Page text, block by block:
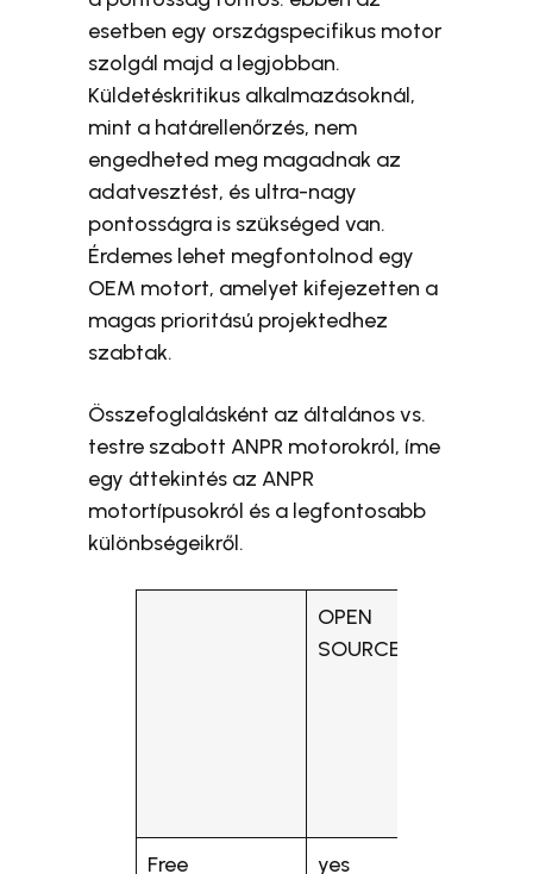
esetben egy országspecifikus motor
szolgál majd a legjobban.
Küldetéskritikus alkalmazásoknál,
mint a határellenőrzés, nem
engedheted meg magadnak az
adatvesztést, és ultra-nagy
pontosságra is szükséged van.
Érdemes lehet megfontolnod egy
OEM motort, amelyet kifejezetten a
magas prioritású projektedhez
szabtak.
Összefoglalásként az általános vs.
testre szabott ANPR motorokról, íme
egy áttekintés az ANPR
motortípusokról és a legfontosabb
különbségeikről.
OPEN
SOURCE
Free yes